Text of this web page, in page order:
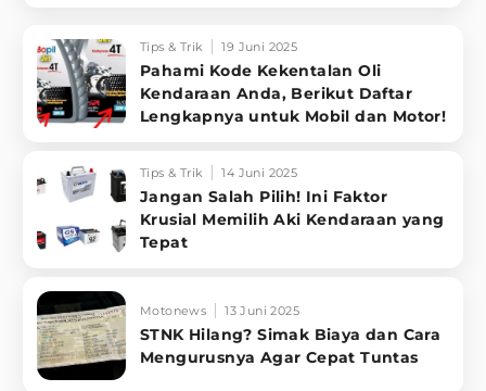
Tips & Trik 19 Juni 2025
Pahami Kode Kekentalan Oli
Kendaraan Anda, Berikut Daftar
Lengkapnya untuk Mobil dan Motor!
Tips & Trik 14 Juni 2025
Jangan Salah Pilih! Ini Faktor
Krusial Memilih Aki Kendaraan yang
Tepat
Motonews 13 Juni 2025
STNK Hilang? Simak Biaya dan Cara
Mengurusnya Agar Cepat Tuntas